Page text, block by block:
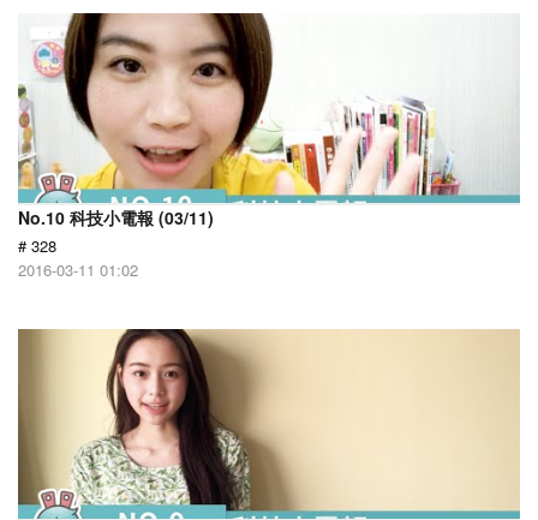
No.10 科技小電報 (03/11)
# 328
2016-03-11 01:02